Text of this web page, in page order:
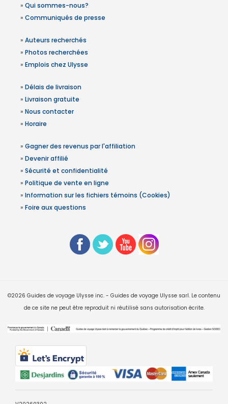
» Qui sommes-nous?
» Communiqués de presse
» Auteurs recherchés
» Photos recherchées
» Emplois chez Ulysse
» Délais de livraison
» Livraison gratuite
» Nous contacter
» Horaire
» Gagner des revenus par l'affiliation
» Devenir affilié
» Sécurité et confidentialité
» Politique de vente en ligne
» Information sur les fichiers témoins (Cookies)
» Foire aux questions
©2026 Guides de voyage Ulysse inc. - Guides de voyage Ulysse sarl. Le contenu
de ce site ne peut être reproduit ni réutilisé sans autorisation écrite.